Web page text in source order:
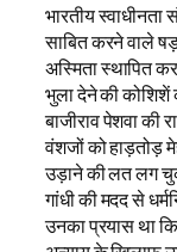
भारतीय स्वाधीनता
साबित करने वाले
अस्मिता स्थापित
भुला देने की कोशिशें
बाजीराव पेशवा की
वंशजों को हाड़तोड़
उड़ाने की लत लग
गांधी की मदद से
उनका प्रयास था